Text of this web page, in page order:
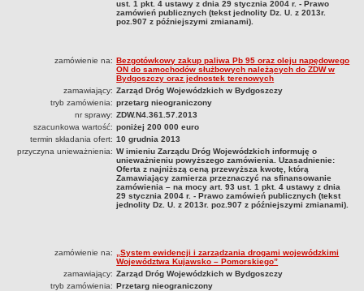
POZWOLENIA I DECYZJE
Uzgodnienie lokalizacji urządzeń infrastruktury technicznej
Zezwolenie na umieszczenie urządzeń infrastruktury technicznej
Zezwolenie na prowadzenie robót
Zezwolenie na umieszczenie obiektu handlowego lub usługowego /
innych obiektów, reklam
Awaria urządzeń infrastruktury technicznej w pasie drogowym
Zezwolenie na przejazd pojazdów nienormatywnych
Zgłoszenie szkody
Zezwolenie na prawach wyłączności
Udostępnienie kanału technologicznego
ust. 1 pkt. 4 ustawy z dnia 29 stycznia 2004 r. - Prawo
zamówień publicznych (tekst jednolity Dz. U. z 2013r.
poz.907 z późniejszymi zmianami).
zamówienie na: Bezgotówkowy zakup paliwa Pb 95 oraz oleju napędowego
ON do samochodów służbowych należących do ZDW w
Bydgoszczy oraz jednostek terenowych
zamawiający: Zarząd Dróg Wojewódzkich w Bydgoszczy
tryb zamówienia: przetarg nieograniczony
nr sprawy: ZDW.N4.361.57.2013
szacunkowa wartość: poniżej 200 000 euro
termin składania ofert: 10 grudnia 2013
przyczyna unieważnienia: W imieniu Zarządu Dróg Wojewódzkich informuję o
unieważnieniu powyższego zamówienia. Uzasadnienie:
Oferta z najniższą ceną przewyższa kwotę, którą
Zamawiający zamierza przeznaczyć na sfinansowanie
zamówienia – na mocy art. 93 ust. 1 pkt. 4 ustawy z dnia
29 stycznia 2004 r. - Prawo zamówień publicznych (tekst
jednolity Dz. U. z 2013r. poz.907 z późniejszymi zmianami).
zamówienie na:
„System ewidencji i zarządzania drogami wojewódzkimi
Województwa Kujawsko – Pomorskiego”
zamawiający: Zarząd Dróg Wojewódzkich w Bydgoszczy
tryb zamówienia: Przetarg nieograniczony